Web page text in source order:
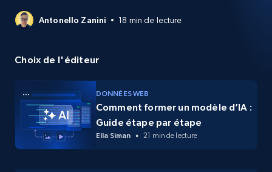
Antonello Zanini 18 min de lecture
Choix de l'éditeur
DONNÉES WEB
Comment former un modèle d’IA :
Guide étape par étape
Ella Siman 21 min de lecture